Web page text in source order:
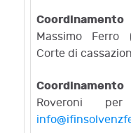
Massimo Ferro
Corte di
Roveroni